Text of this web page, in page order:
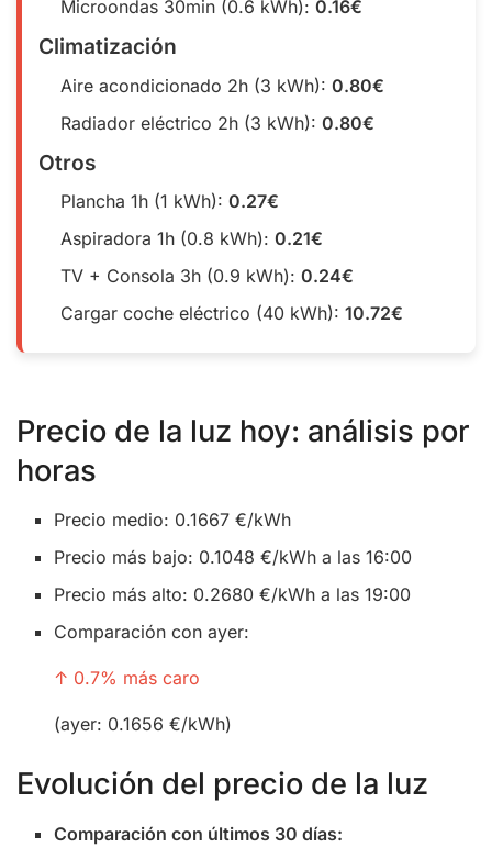
Microondas 30min (0.6 kWh): 0.16€
Climatización
Aire acondicionado 2h (3 kWh): 0.80€
Radiador eléctrico 2h (3 kWh): 0.80€
Otros
Plancha 1h (1 kWh): 0.27€
Aspiradora 1h (0.8 kWh): 0.21€
TV + Consola 3h (0.9 kWh): 0.24€
Cargar coche eléctrico (40 kWh): 10.72€
Precio de la luz hoy: análisis por
horas
Precio medio: 0.1667 €/kWh
Precio más bajo: 0.1048 €/kWh a las 16:00
Precio más alto: 0.2680 €/kWh a las 19:00
Comparación con ayer:
↑ 0.7% más caro
(ayer: 0.1656 €/kWh)
Evolución del precio de la luz
Comparación con últimos 30 días: